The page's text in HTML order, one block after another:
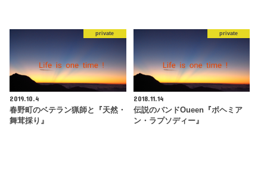
private
2019.10.4
春野町のベテラン猟師と『天然・
舞茸採り』
private
2018.11.14
伝説のバンドOueen『ボヘミア
ン・ラプソディー』